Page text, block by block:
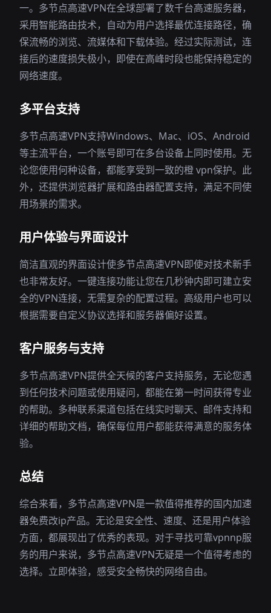
一。多节点高速VPN在全球部署了数千台高速服务器，
采用智能路由技术，自动为用户选择最优连接路径，确
保流畅的浏览、流媒体和下载体验。经过实际测试，连
接后的速度损失极小，即使在高峰时段也能保持稳定的
网络速度。
多平台支持
多节点高速VPN支持Windows、Mac、iOS、Android
等主流平台，一个账号即可在多台设备上同时使用。无
论您使用何种设备，都能享受到一致的橙 vpn保护。此
外，还提供浏览器扩展和路由器配置支持，满足不同使
用场景的需求。
用户体验与界面设计
简洁直观的界面设计使多节点高速VPN即使对技术新手
也非常友好。一键连接功能让您在几秒钟内即可建立安
全的VPN连接，无需复杂的配置过程。高级用户也可以
根据需要自定义协议选择和服务器偏好设置。
客户服务与支持
多节点高速VPN提供全天候的客户支持服务，无论您遇
到任何技术问题或使用疑问，都能在第一时间获得专业
的帮助。多种联系渠道包括在线实时聊天、邮件支持和
详细的帮助文档，确保每位用户都能获得满意的服务体
验。
总结
综合来看，多节点高速VPN是一款值得推荐的国内加速
器免费改ip产品。无论是安全性、速度、还是用户体验
方面，都展现出了优秀的表现。对于寻找可靠vpnnp服
务的用户来说，多节点高速VPN无疑是一个值得考虑的
选择。立即体验，感受安全畅快的网络自由。